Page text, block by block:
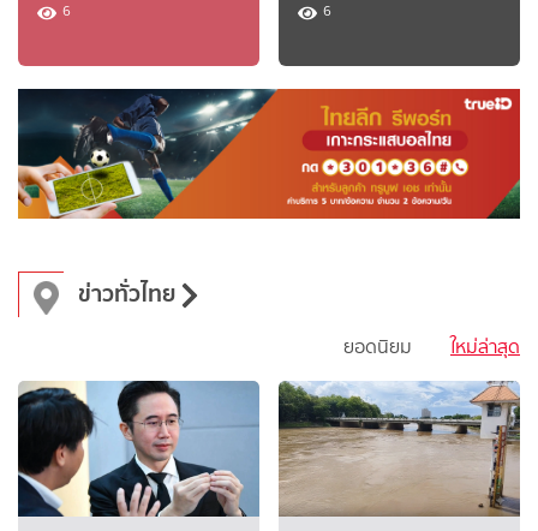
6 6
ข่าวทั่วไทย
ใหม่ล่าสุด
ยอดนิยม